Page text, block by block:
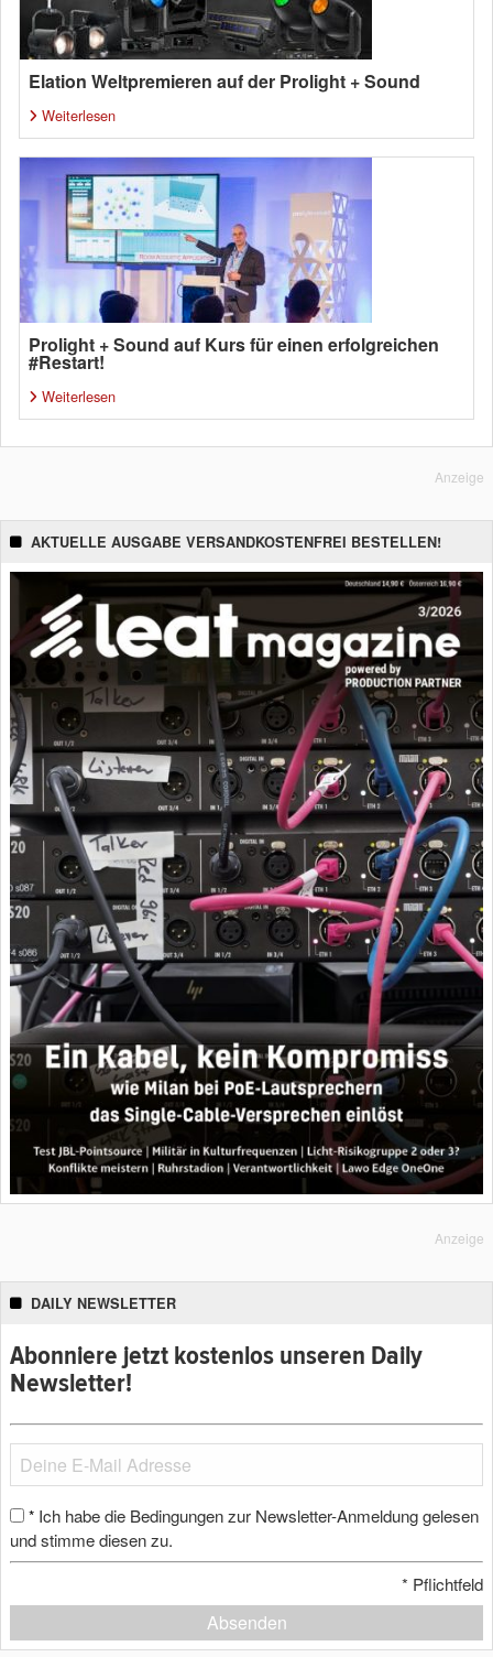
Elation Weltpremieren auf der Prolight + Sound
Weiterlesen
Prolight + Sound auf Kurs für einen erfolgreichen
#Restart!
Weiterlesen
Anzeige
AKTUELLE AUSGABE VERSANDKOSTENFREI BESTELLEN!
Anzeige
DAILY NEWSLETTER
Abonniere jetzt kostenlos unseren Daily
Newsletter!
* Ich habe die Bedingungen zur Newsletter-Anmeldung gelesen
und stimme diesen zu.
* Pflichtfeld
Absenden